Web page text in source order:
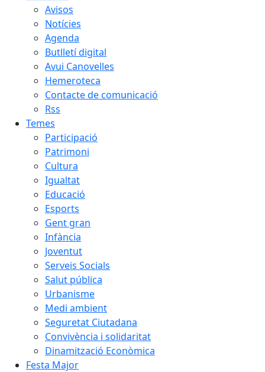
Avisos
Notícies
Agenda
Butlletí digital
Avui Canovelles
Hemeroteca
Contacte de comunicació
Rss
Temes
Participació
Patrimoni
Cultura
Igualtat
Educació
Esports
Gent gran
Infància
Joventut
Serveis Socials
Salut pública
Urbanisme
Medi ambient
Seguretat Ciutadana
Convivència i solidaritat
Dinamització Econòmica
Festa Major